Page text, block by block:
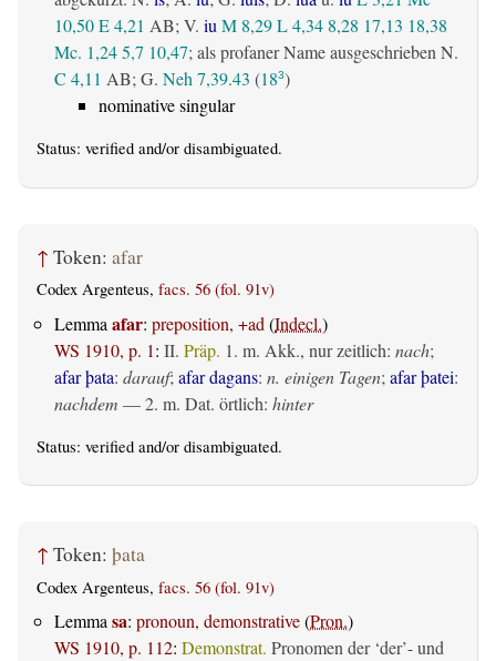
10,50E 4,21 AB; V. iuM 8,29L 4,34 8,28 17,13 18,38
Mc. 1,245,7 10,47; als profaner Name ausgeschrieben N.
C 4,11 AB; G. Neh 7,39.43 (183)
nominative singular
Status: verified and/or disambiguated.
↑ Token: afar
Codex Argenteus, facs. 56 (fol. 91v)
Lemma afar: preposition, +ad (Indecl.)
WS 1910, p. 1: II. Präp. 1. m. Akk., nur zeitlich: nach;
afar þata: darauf; afar dagans: n. einigen Tagen; afar þatei:
nachdem — 2. m. Dat. örtlich: hinter
Status: verified and/or disambiguated.
↑ Token: þata
Codex Argenteus, facs. 56 (fol. 91v)
Lemma sa: pronoun, demonstrative(Pron.)
WS 1910, p. 112: Demonstrat. Pronomen der ‘der’- und